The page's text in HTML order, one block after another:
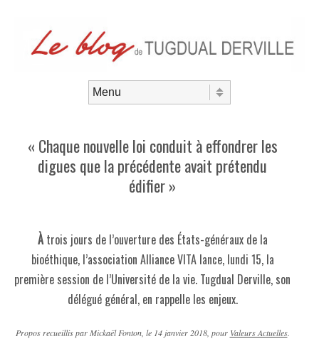
« Chaque nouvelle loi conduit à effondrer les
digues que la précédente avait prétendu
édifier »
Àtrois jours de l’ouverture des États-généraux de la
bioéthique, l’association Alliance VITA lance, lundi 15, la
première session de l’Université de la vie. Tugdual Derville, son
délégué général, en rappelle les enjeux.
Propos recueillis par Mickaël Fonton, le 14 janvier 2018, pour Valeurs Actuelles.